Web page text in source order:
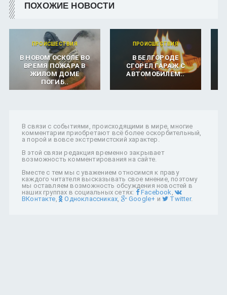
ПОХОЖИЕ НОВОСТИ
ПРОИСШЕСТВИЯ
В НОВОМ ОСКОЛЕ ВО
ВРЕМЯ ПОЖАРА В
ЖИЛОМ ДОМЕ
ПОГИБ..
ПРОИСШЕСТВИЯ
В БЕЛГОРОДЕ
СГОРЕЛ ГАРАЖ С
АВТОМОБИЛЕМ..
В связи с событиями, происходящими в мире, многие
комментарии приобретают всё более оскорбительный,
а порой и вовсе экстремистский характер.
В этой связи редакция временно закрывает
возможность комментирования на сайте.
Вместе с тем мы с уважением относимся к праву
каждого читателя высказывать свое мнение, поэтому
мы оставляем возможность обсуждения новостей в
наших группах в социальных сетях:
Facebook ,
ВКонтакте , Одноклассниках Google+ и Twitter.